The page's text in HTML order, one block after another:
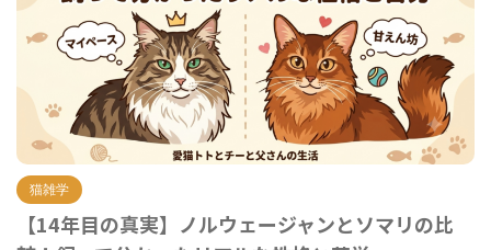
猫雑学
【14年目の真実】ノルウェージャンとソマリの比